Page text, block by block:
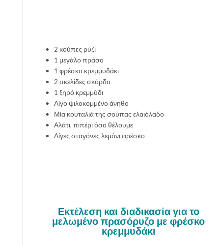
2 κούπες ρύζι
1 μεγάλο πράσο
1 φρέσκο κρεμμυδάκι
2 σκελίδες σκόρδο
1 ξηρό κρεμμύδι
Λίγο ψιλοκομμένο άνηθο
Μία κουταλιά της σούπας ελαιόλαδο
Αλάτι, πιπέρι όσο θέλουμε
Λίγες σταγόνες λεμόνι φρέσκο
Εκτέλεση και διαδικασία για το
μελωμένο πρασόρυζο με φρέσκο
κρεμμυδάκι